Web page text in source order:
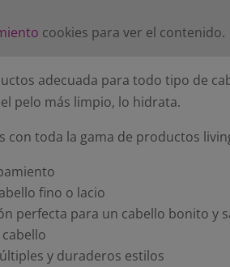
cookies para ver el contenido.
adecuada para todo tipo de
pelo más limpio, lo hidrata.
con toda la gama de productos
fino o lacio
perfecta para un cabello bonito y
y duraderos estilos